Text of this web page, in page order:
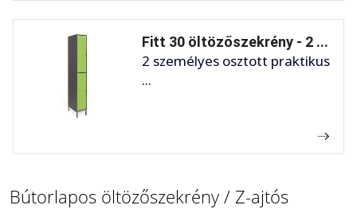
Fitt 30 öltözőszekrény - 2 ...
2 személyes osztott praktikus
...
Bútorlapos öltözőszekrény / Z-ajtós